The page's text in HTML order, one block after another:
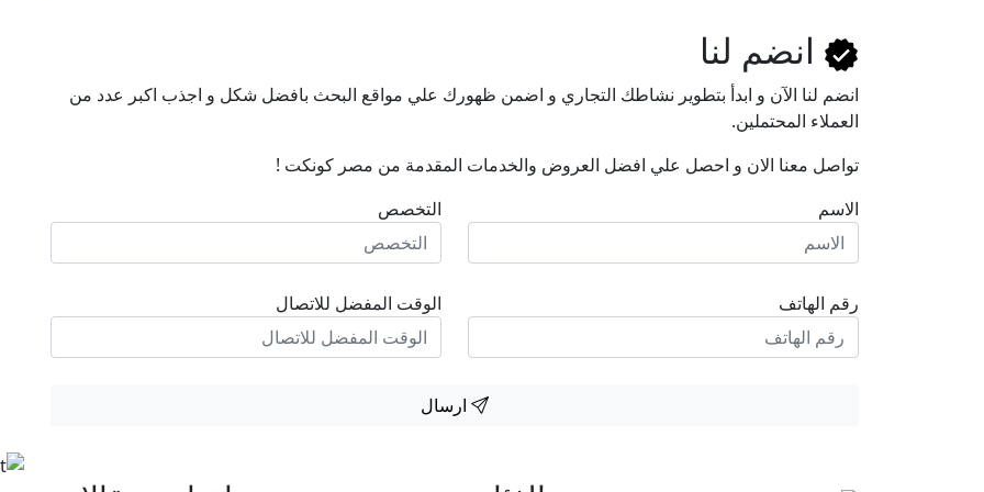
انضم لنا
انضم لنا اﻵن و ابدأ بتطوير نشاطك التجاري و اضمن ظهورك علي مواقع البحث بافضل شكل و اجذب اكبر عدد من
العملاء المحتملين.
تواصل معنا الان و احصل علي افضل العروض والخدمات المقدمة من مصر كونكت !
الاسم
رقم الهاتف
التخصص
الوقت المفضل للاتصال
ارسال